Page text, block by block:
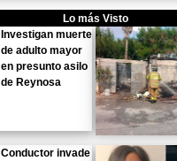
Lo más Visto
Investigan muerte
de adulto mayor
en presunto asilo
de Reynosa
Conductor invade